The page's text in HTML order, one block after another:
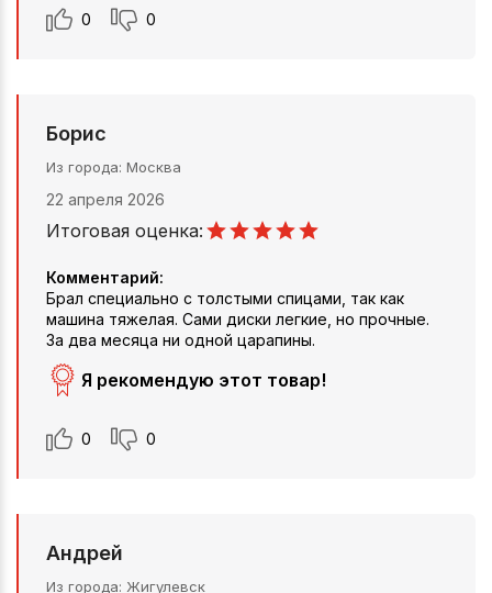
0 0
Борис
Из города Москва
22 апреля 2026
Итоговая оценка:
Комментарий:
Брал специально с толстыми спицами, так как
машина тяжелая. Сами диски легкие, но прочные.
За два месяца ни одной царапины.
Я рекомендую этот товар!
0 0
Андрей
Из города Жигулевск